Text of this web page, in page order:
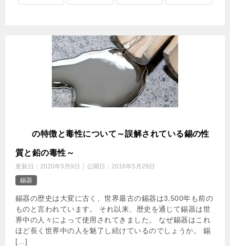
錫の特徴と毒性について～誤解されている錫の性
質と鉛の毒性～
更新日： 2020年5月9日 公開日： 2016年5月29日
錫器
錫器の歴史は大変に古く、世界最古の錫器は3,500年も前の
ものと言われています。 それ以来、歴史を通じて錫器は世
界中の人々によって使用されてきました。 なぜ錫器はこれ
ほど長く世界中の人を魅了し続けているのでしょうか。 錫
[…]